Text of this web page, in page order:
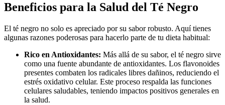
Beneficios para la Salud del Té Negro
El té negro no solo es apreciado por su sabor robusto. Aquí tienes
algunas razones poderosas para hacerlo parte de tu dieta habitual:
Rico en Antioxidantes: Más allá de su sabor, el té negro sirve
como una fuente abundante de antioxidantes. Los flavonoides
presentes combaten los radicales libres dañinos, reduciendo el
estrés oxidativo celular. Este proceso respalda las funciones
celulares saludables, teniendo impactos positivos generales en
la salud.